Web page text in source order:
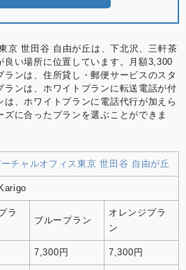
京 世田谷 自由が丘は、下北沢、三軒茶
良い場所に位置しています。月額3,300
ランは、住所貸し・郵便サービスのスタ
ランは、ホワイトプランに転送電話が付
は、ホワイトプランに電話代行が加えら
に合ったプランを選ぶことができま
チャルオフィス東京 世田谷 自由が丘
ラ
ブループラン
オレンジプラ
ン
7,300円 7,300円